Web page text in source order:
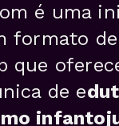
é uma
formato
que
de e